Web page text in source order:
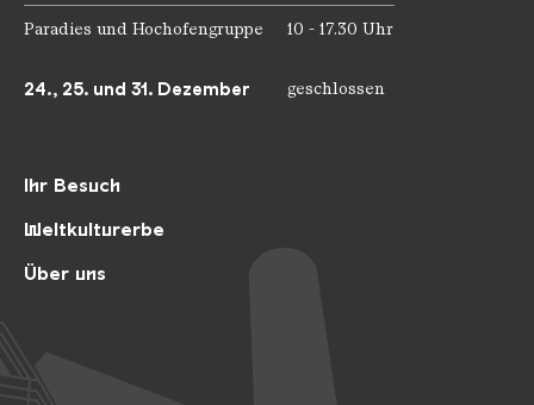
Ihr Besuch
Weltkulturerbe
Über uns
Paradies und Hochofengruppe 10 - 17.30 Uhr
24., 25. und 31. Dezember geschlossen